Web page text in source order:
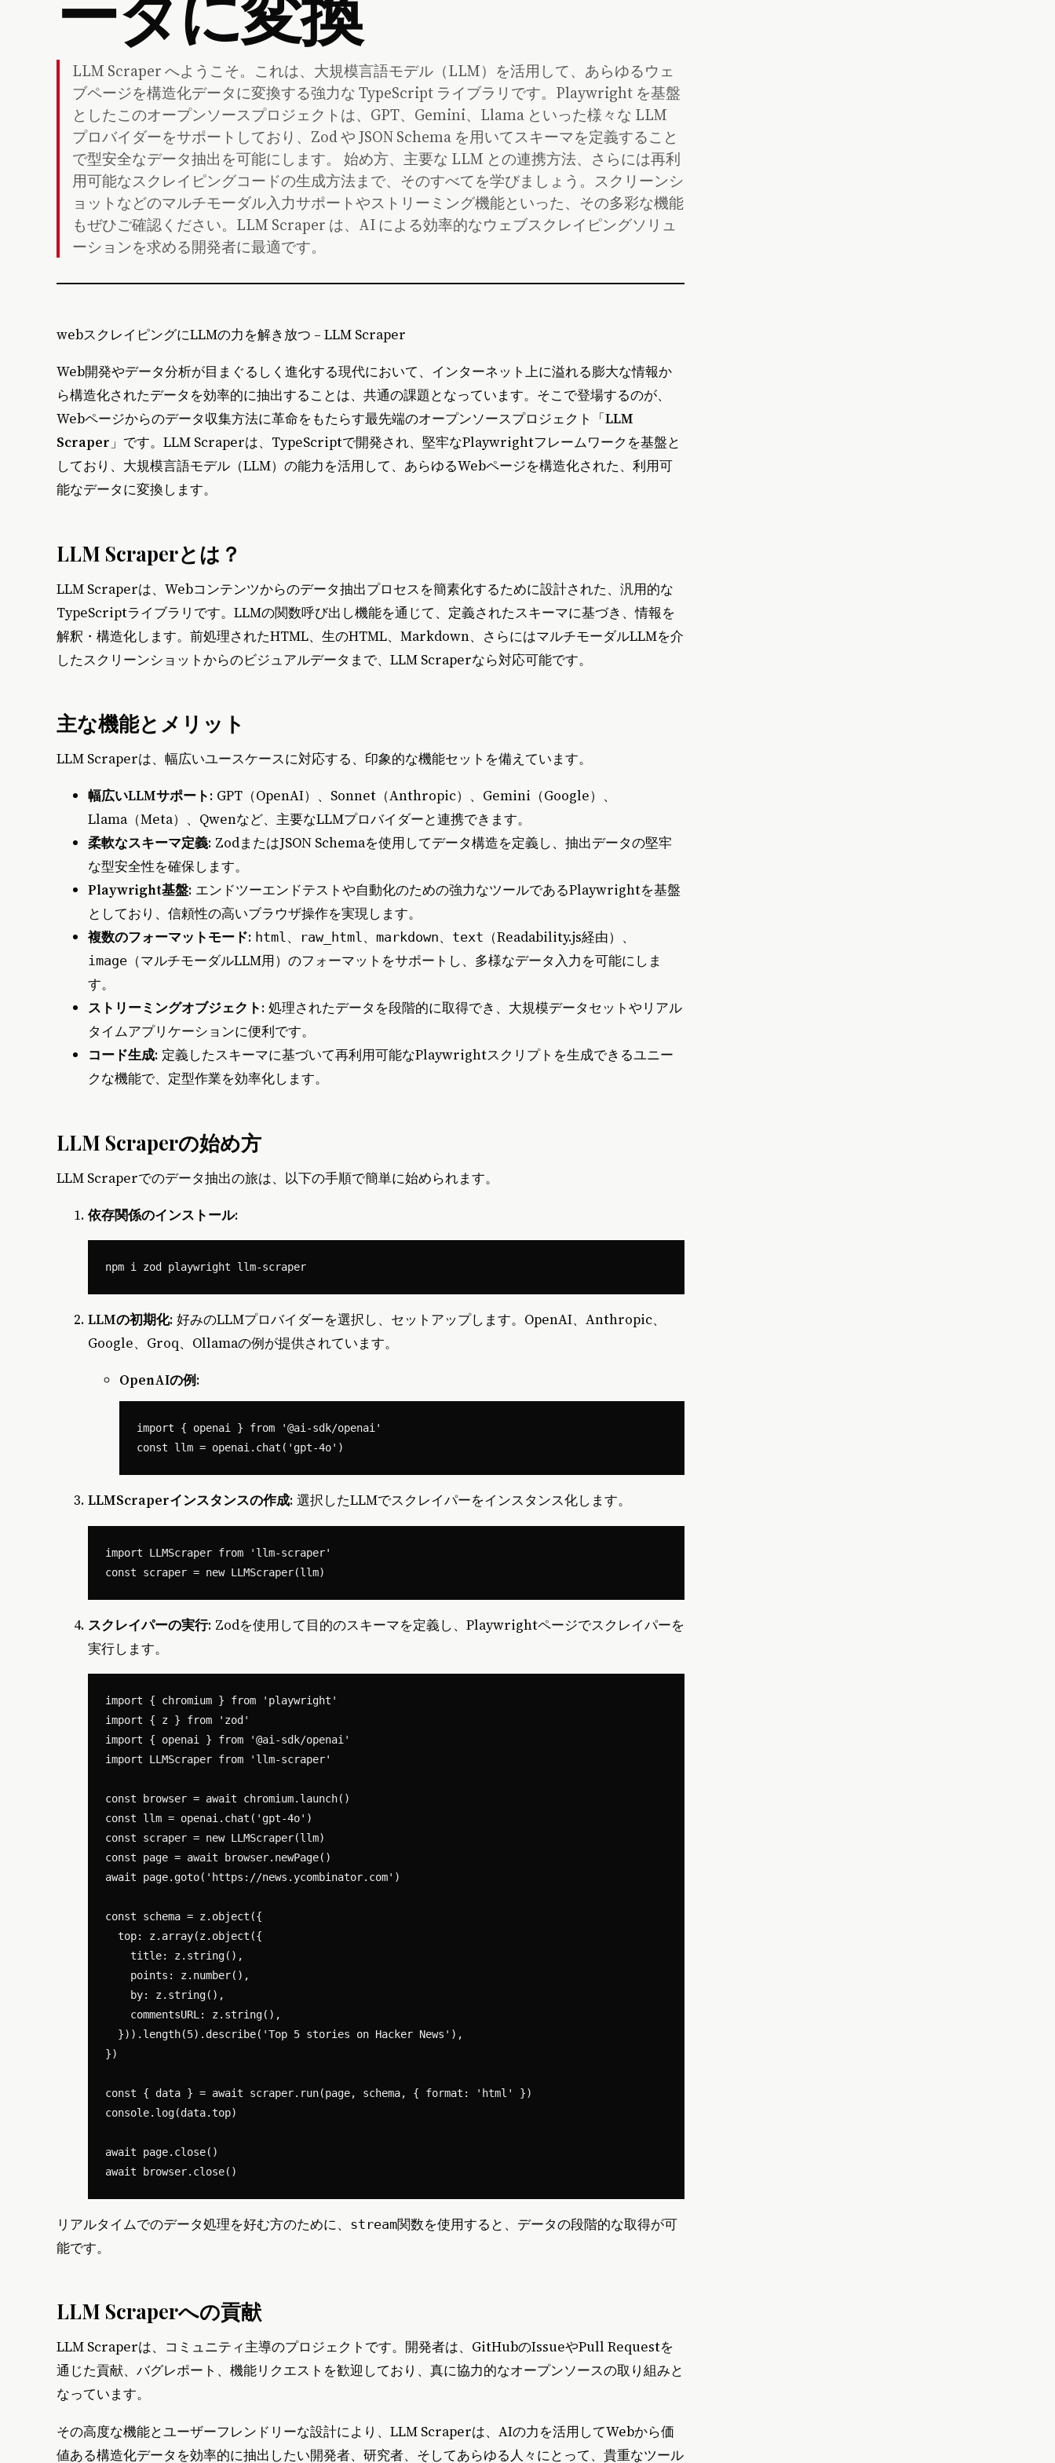
LLM Scraper へようこそ。これは、大規模言語モデル（LLM）を活用して、あらゆるウェ
ブページを構造化データに変換する強力な TypeScript ライブラリです。Playwright を基盤
としたこのオープンソースプロジェクトは、GPT、Gemini、Llama といった様々な LLM
プロバイダーをサポートしており、Zod や JSON Schema を用いてスキーマを定義すること
で型安全なデータ抽出を可能にします。 始め方、主要な LLM との連携方法、さらには再利
用可能なスクレイピングコードの生成方法まで、そのすべてを学びましょう。スクリーンシ
ョットなどのマルチモーダル入力サポートやストリーミング機能といった、その多彩な機能
もぜひご確認ください。LLM Scraper は、AI による効率的なウェブスクレイピングソリュ
ーションを求める開発者に最適です。
webスクレイピングにLLMの力を解き放つ – LLM Scraper
Web開発やデータ分析が目まぐるしく進化する現代において、インターネット上に溢れる膨大な情報か
ら構造化されたデータを効率的に抽出することは、共通の課題となっています。そこで登場するのが、
Webページからのデータ収集方法に革命をもたらす最先端のオープンソースプロジェクト「LLM
Scraper 」です。LLM Scraperは、TypeScriptで開発され、堅牢なPlaywrightフレームワークを基盤と
しており、大規模言語モデル（LLM）の能力を活用して、あらゆるWebページを構造化された、利用可
能なデータに変換します。
LLM Scraperとは？
LLM Scraperは、Webコンテンツからのデータ抽出プロセスを簡素化するために設計された、汎用的な
TypeScriptライブラリです。LLMの関数呼び出し機能を通じて、定義されたスキーマに基づき、情報を
解釈・構造化します。前処理されたHTML、生のHTML、Markdown、さらにはマルチモーダルLLMを介
したスクリーンショットからのビジュアルデータまで、LLM Scraperなら対応可能です。
主な機能とメリット
LLM Scraperは、幅広いユースケースに対応する、印象的な機能セットを備えています。
幅広いLLMサポート: GPT（OpenAI）、Sonnet（Anthropic）、Gemini（Google）、
Llama（Meta）、Qwenなど、主要なLLMプロバイダーと連携できます。
柔軟なスキーマ定義: ZodまたはJSON Schemaを使用してデータ構造を定義し、抽出データの堅牢
な型安全性を確保します。
Playwright基盤: エンドツーエンドテストや自動化のための強力なツールであるPlaywrightを基盤
としており、信頼性の高いブラウザ操作を実現します。
複数のフォーマットモード: html、 raw_html、 markdown、 text （Readability.js経由）、
image （マルチモーダルLLM用）のフォーマットをサポートし、多様なデータ入力を可能にしま
す。
ストリーミングオブジェクト: 処理されたデータを段階的に取得でき、大規模データセットやリアル
タイムアプリケーションに便利です。
コード生成: 定義したスキーマに基づいて再利用可能なPlaywrightスクリプトを生成できるユニー
クな機能で、定型作業を効率化します。
LLM Scraperの始め方
LLM Scraperでのデータ抽出の旅は、以下の手順で簡単に始められます。
依存関係のインストール:
LLMの初期化: 好みのLLMプロバイダーを選択し、セットアップします。OpenAI、Anthropic、
Google、Groq、Ollamaの例が提供されています。
OpenAIの例:
import { openai } from '@ai-sdk/openai'
LLMScraperインスタンスの作成: 選択したLLMでスクレイパーをインスタンス化します。
import LLMScraper from 'llm-scraper'
スクレイパーの実行: Zodを使用して目的のスキーマを定義し、Playwrightページでスクレイパーを
実行します。
import { chromium } from 'playwright'
import { z } from 'zod'
import { openai } from '@ai-sdk/openai'
import LLMScraper from 'llm-scraper'
const browser = await chromium.launch()
const llm = openai.chat('gpt-4o')
const scraper = new LLMScraper(llm)
const page = await browser.newPage()
await page.goto('https://news.ycombinator.com')
const schema = z.object({
  top: z.array(z.object({
    title: z.string(),
    points: z.number(),
    by: z.string(),
    commentsURL: z.string(),
  })).length(5).describe('Top 5 stories on Hacker News'),
})
const { data } = await scraper.run(page, schema, { format: 'html' })
console.log(data.top)
await page.close()
リアルタイムでのデータ処理を好む方のために、 stream関数を使用すると、データの段階的な取得が可
能です。
LLM Scraperへの貢献
LLM Scraperは、コミュニティ主導のプロジェクトです。開発者は、GitHubのIssueやPull Requestを
通じた貢献、バグレポート、機能リクエストを歓迎しており、真に協力的なオープンソースの取り組みと
なっています。
その高度な機能とユーザーフレンドリーな設計により、LLM Scraperは、AIの力を活用してWebから価
値ある構造化データを効率的に抽出したい開発者、研究者、そしてあらゆる人々にとって、貴重なツール